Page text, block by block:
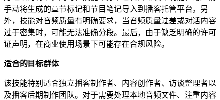
手动将生成的章节标记和节目笔记导入到播客托管平台。另
外，技能对音频质量有明确要求，当音频质量过差或对话内容
过于密集时，可能无法准确分段。最后，由于缺乏明确的许可
证声明，在商业使用场景下可能存在合规风险。
适合的目标群体
该技能特别适合独立播客制作者、内容创作者、访谈整理者以
及播客后期制作团队。对于需要处理本地音频文件、注重内容